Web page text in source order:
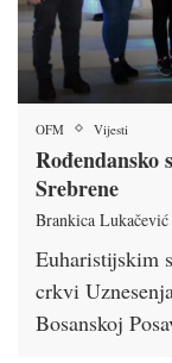
OFM Vijesti
Rođendansko
Srebrene
Brankica Lukačević
Euharistijskim
crkvi
Bosanskoj